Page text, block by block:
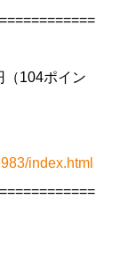
（104ポイン
index.html